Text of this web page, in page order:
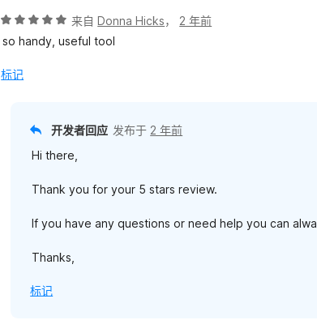
5
评
分
/
来自Donna Hicks， 2 年前
so handy, useful tool
标记
开发者回应 发布于 2 年前
Hi there,
Thank you for your 5 stars review.
If you have any questions or need help you can
Thanks,
标记